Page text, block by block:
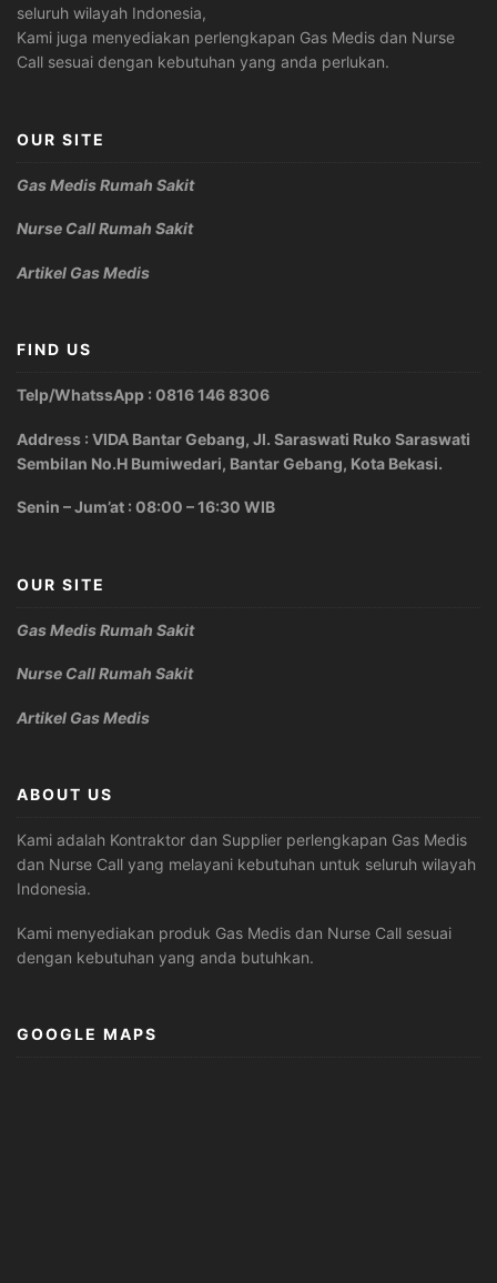
seluruh wilayah Indonesia,
Kami juga menyediakan perlengkapan Gas Medis dan Nurse
Call sesuai dengan kebutuhan yang anda perlukan.
OUR SITE
Gas Medis Rumah Sakit
Nurse Call Rumah Sakit
Artikel Gas Medis
FIND US
Telp/WhatssApp : 0816 146 8306
Address : VIDA Bantar Gebang, Jl. Saraswati Ruko Saraswati
Sembilan No.H Bumiwedari, Bantar Gebang, Kota Bekasi.
Senin – Jum’at : 08:00 – 16:30 WIB
OUR SITE
Gas Medis Rumah Sakit
Nurse Call Rumah Sakit
Artikel Gas Medis
ABOUT US
Kami adalah Kontraktor dan Supplier perlengkapan Gas Medis
dan Nurse Call yang melayani kebutuhan untuk seluruh wilayah
Indonesia.
Kami menyediakan produk Gas Medis dan Nurse Call sesuai
dengan kebutuhan yang anda butuhkan.
GOOGLE MAPS